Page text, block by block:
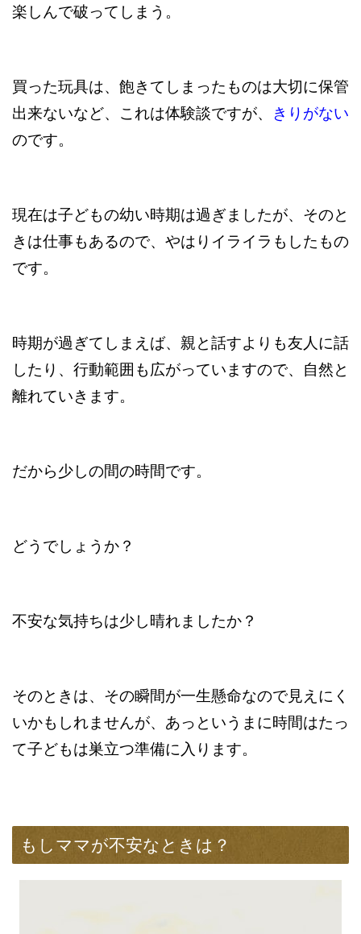
楽しんで破ってしまう。
買った玩具は、飽きてしまったものは大切に保管
出来ないなど、これは体験談ですが、
きりがない
のです。
現在は子どもの幼い時期は過ぎましたが、そのと
きは仕事もあるので、やはりイライラもしたもの
です。
時期が過ぎてしまえば、親と話すよりも友人に話
したり、行動範囲も広がっていますので、自然と
離れていきます。
だから少しの間の時間です。
どうでしょうか？
不安な気持ちは少し晴れましたか？
そのときは、その瞬間が一生懸命なので見えにく
いかもしれませんが、あっというまに時間はたっ
て子どもは巣立つ準備に入ります。
もしママが不安なときは？